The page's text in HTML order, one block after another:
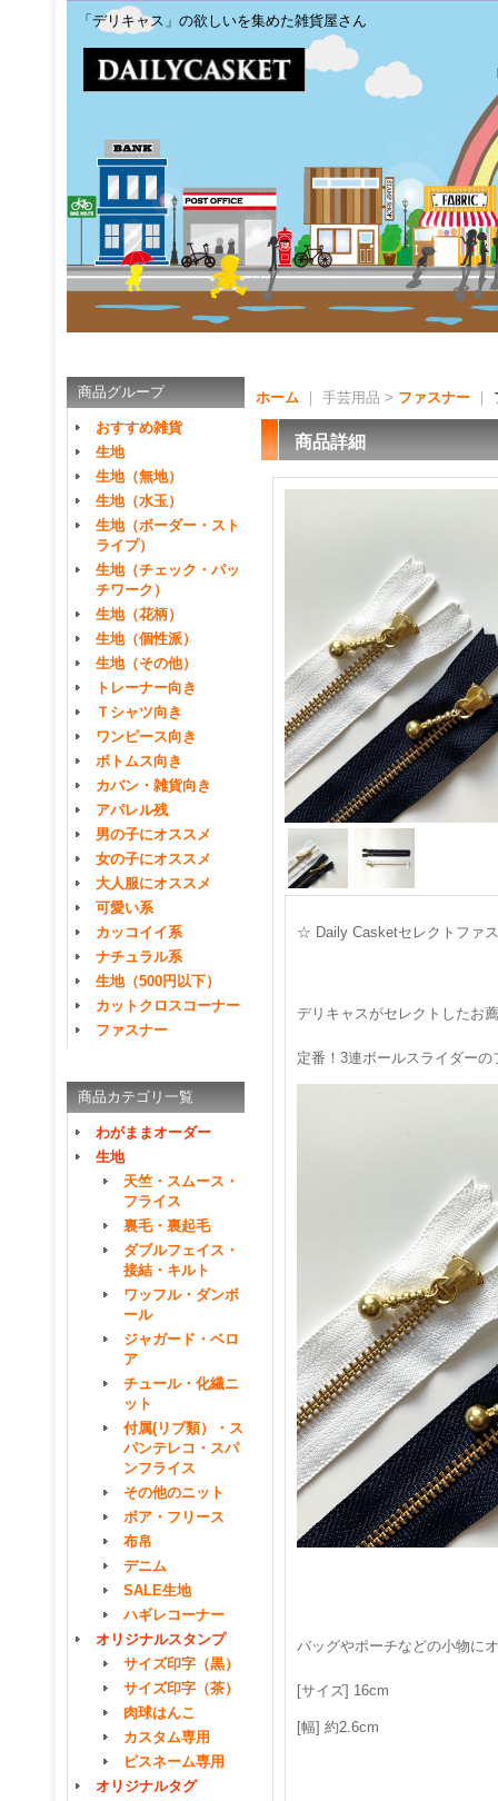
「デリキャス」の欲しいを集めた雑貨屋さん
商品グループ
おすすめ雑貨
生地
生地（無地）
生地（水玉）
生地（ボーダー・スト
ライプ）
生地（チェック・パッ
チワーク）
生地（花柄）
生地（個性派）
生地（その他）
トレーナー向き
Ｔシャツ向き
ワンピース向き
ボトムス向き
カバン・雑貨向き
アパレル残
男の子にオススメ
女の子にオススメ
大人服にオススメ
可愛い系
カッコイイ系
ナチュラル系
生地（500円以下）
カットクロスコーナー
ファスナー
商品カテゴリ一覧
わがままオーダー
生地
天竺・スムース・
フライス
裏毛・裏起毛
ダブルフェイス・
接結・キルト
ワッフル・ダンボ
ール
ジャガード・ベロ
ア
チュール・化繊ニ
ット
付属(リブ類）・ス
パンテレコ・スパ
ンフライス
その他のニット
ボア・フリース
布帛
デニム
SALE生地
ハギレコーナー
オリジナルスタンプ
サイズ印字（黒）
サイズ印字（茶）
肉球はんこ
カスタム専用
ピスネーム専用
オリジナルタグ
ホーム ｜ 手芸用品 > ファスナー
商品詳細
☆ Daily Casketセレクトファ
デリキャスがセレクトしたお
定番！3連ボールスライダー
バッグやポーチなどの小物に
[サイズ] 16cm
[幅] 約2.6cm